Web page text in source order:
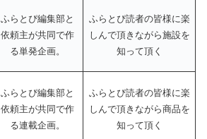
ふらとぴ編集部と
依頼主が共同で作
る単発企画。
ふらとぴ読者の皆様に楽
しんで頂きながら施設を
知って頂く
ふらとぴ編集部と
依頼主が共同で作
る連載企画。
ふらとぴ読者の皆様に楽
しんで頂きながら商品を
知って頂く